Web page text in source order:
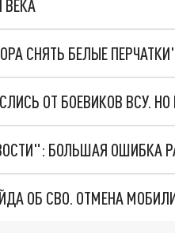
ВЕКА
СНЯТЬ БЕЛЫЕ
ОТ БОЕВИКОВ ВСУ.